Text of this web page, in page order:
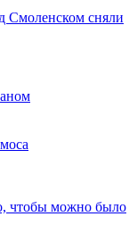
Смоленском сняли
чтобы можно было